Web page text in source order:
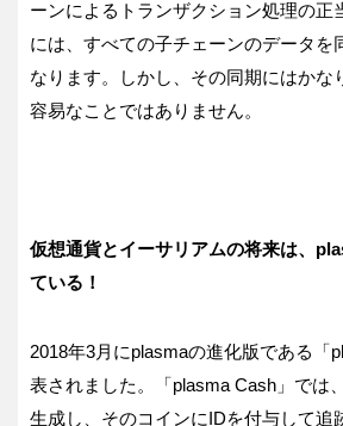
ーンによるトランザクション処理の正
には、すべての子チェーンのデータを
なります。しかし、その同期にはかな
容易なことではありません。
仮想通貨とイーサリアムの将来は、
ている！
2018年3月にplasmaの進化版である「
表されました。「plasma Cash」では
生成し、そのコインにIDを付与して追